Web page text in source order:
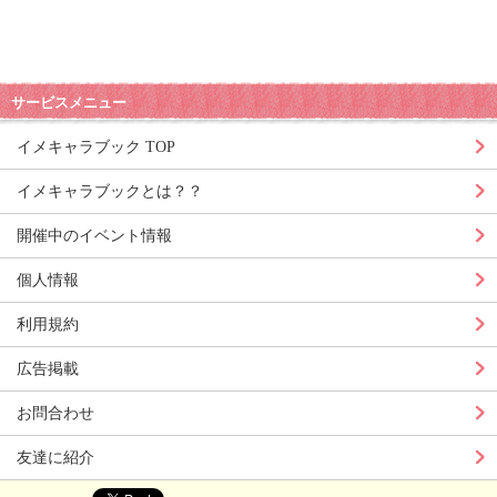
サービスメニュー
イメキャラブック TOP
イメキャラブックとは？？
開催中のイベント情報
個人情報
利用規約
広告掲載
お問合わせ
友達に紹介